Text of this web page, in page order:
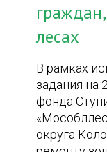
лесах
В рамках
задания на
фонда
округа